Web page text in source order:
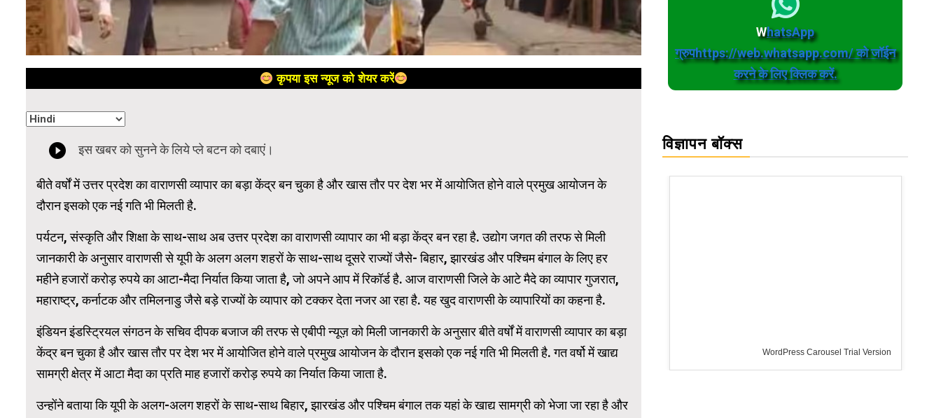
कृपया इस न्यूज को शेयर करें
बीते वर्षों में उत्तर प्रदेश का वाराणसी व्यापार का बड़ा केंद्र बन चुका है और खास तौर पर देश भर में आयोजित होने वाले प्रमुख आयोजन के
दौरान इसको एक नई गति भी मिलती है.
पर्यटन, संस्कृति और शिक्षा के साथ-साथ अब उत्तर प्रदेश का वाराणसी व्यापार का भी बड़ा केंद्र बन रहा है. उद्योग जगत की तरफ से मिली
जानकारी के अनुसार वाराणसी से यूपी के अलग अलग शहरों के साथ-साथ दूसरे राज्यों जैसे- बिहार, झारखंड और पश्चिम बंगाल के लिए हर
महीने हजारों करोड़ रुपये का आटा-मैदा निर्यात किया जाता है, जो अपने आप में रिकॉर्ड है. आज वाराणसी जिले के आटे मैदे का व्यापार गुजरात,
महाराष्ट्र, कर्नाटक और तमिलनाडु जैसे बड़े राज्यों के व्यापार को टक्कर देता नजर आ रहा है. यह खुद वाराणसी के व्यापारियों का कहना है.
इंडियन इंडस्ट्रियल संगठन के सचिव दीपक बजाज की तरफ से एबीपी न्यूज़ को मिली जानकारी के अनुसार बीते वर्षों में वाराणसी व्यापार का बड़ा
केंद्र बन चुका है और खास तौर पर देश भर में आयोजित होने वाले प्रमुख आयोजन के दौरान इसको एक नई गति भी मिलती है. गत वर्षो में खाद्य
सामग्री क्षेत्र में आटा मैदा का प्रति माह हजारों करोड़ रुपये का निर्यात किया जाता है.
उन्होंने बताया कि यूपी के अलग-अलग शहरों के साथ-साथ बिहार, झारखंड और पश्चिम बंगाल तक यहां के खाद्य सामग्री को भेजा जा रहा है और
WhatsApp
ग्रुपhttps://web.whatsapp.com/ को जॉईन
करने के लिए क्लिक करें.
विज्ञापन बॉक्स
WordPress Carousel Trial Version WordPress Carousel Trial Version